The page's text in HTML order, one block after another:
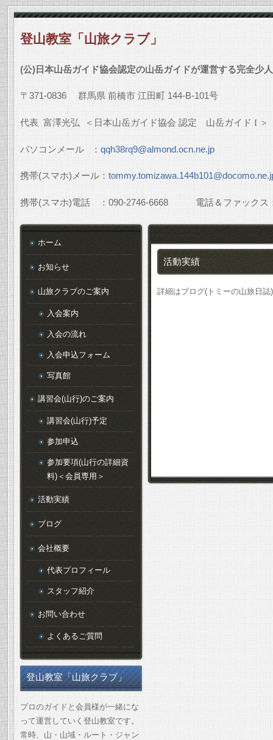
登山教室「山旅クラブ」
(公)日本山岳ガイド協会認定の山岳ガイドが運営する完全少
〒 371-0836 群馬県 前橋市 江田町 144-B-101号
代表 富澤光弘 ＜日本山岳ガイド協会 認定 山岳ガイド I ＞
パソコンメール ： qqh38rq9@almond.ocn.ne.jp
携帯(スマホ)メール：
携帯(スマホ)電話 ： 090-2746-6668電話＆ファックス
活動実績
詳細はブログ(トミーの山旅日
ホーム
お知らせ
山旅クラブのご案内
入会案内
入会の流れ
入会申込フォーム
写真館
講習会(山行)のご案内
講習会(山行)予定
参加申込
参加要項(山行の詳細資
料)＜会員専用＞
活動実績
ブログ
会社概要
代表プロフィール
スタッフ紹介
お問い合わせ
よくあるご質問
登山教室「山旅クラブ」
プロのガイドと会員様が一緒にな
って運営していく登山教室です。
常時、山・山域・ルート・ジャン